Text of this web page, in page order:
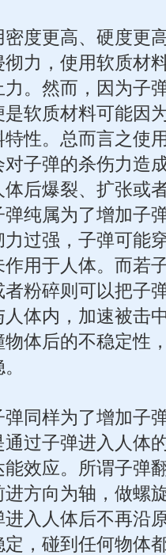
密度更高、硬度更
力，使用软质材
力。然而，因为子
软质材料可能因
性。总而言之使
子弹的杀伤力造
后爆裂、扩张或
纯属为了增加子
过强，子弹可能
用于人体。而若
粉碎则可以把子
人体内，加速被击
体后的不稳定性
弹同样为了增加子
过子弹进入人体
效应。所谓子弹
方向为轴，做螺
入人体后不再沿
，碰到任何物体